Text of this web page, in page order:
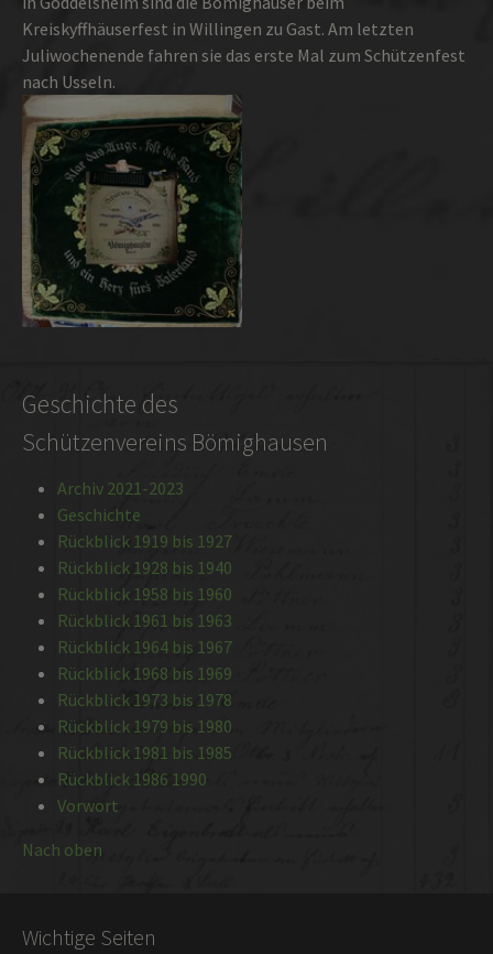
Kreiskyffhäuserfest in Willingen zu Gast. Am letzten
Juliwochenende fahren sie das erste Mal zum Schützenfest
nach Usseln.
Geschichte des
Schützenvereins Bömighausen
Archiv 2021-2023
Geschichte
Rückblick 1919 bis 1927
Rückblick 1928 bis 1940
Rückblick 1958 bis 1960
Rückblick 1961 bis 1963
Rückblick 1964 bis 1967
Rückblick 1968 bis 1969
Rückblick 1973 bis 1978
Rückblick 1979 bis 1980
Rückblick 1981 bis 1985
Rückblick 1986 1990
Vorwort
Nach oben
Wichtige Seiten